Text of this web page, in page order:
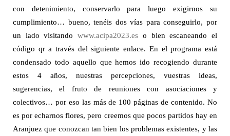
con detenimiento, conservarlo para luego exigirnos su
cumplimiento… bueno, tenéis dos vías para conseguirlo, por
un lado visitandowww.acipa2023.es o bien escaneando el
código qr a través del siguiente enlace. En el programa está
condensado todo aquello que hemos ido recogiendo durante
estos 4 años, nuestras percepciones, vuestras ideas,
sugerencias, el fruto de reuniones con asociaciones y
colectivos… por eso las más de 100 páginas de contenido. No
es por echarnos flores, pero creemos que pocos partidos hay en
Aranjuez que conozcan tan bien los problemas existentes, y las